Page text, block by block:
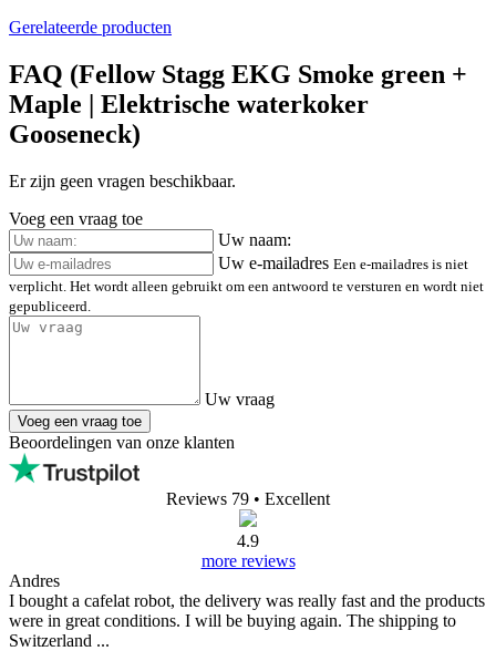
Gerelateerde producten
FAQ (Fellow Stagg EKG Smoke green +
Maple | Elektrische waterkoker
Gooseneck)
Er zijn geen vragen beschikbaar.
Voeg een vraag toe
Uw naam:
Uw e-mailadres Een e-mailadres is niet
verplicht. Het wordt alleen gebruikt om een antwoord te versturen en wordt niet
gepubliceerd.
Uw vraag
Voeg een vraag toe
Beoordelingen van onze klanten
Reviews 79 • Excellent
4.9
more reviews
Andres
I bought a cafelat robot, the delivery was really fast and the products
were in great conditions. I will be buying again. The shipping to
Switzerland ...